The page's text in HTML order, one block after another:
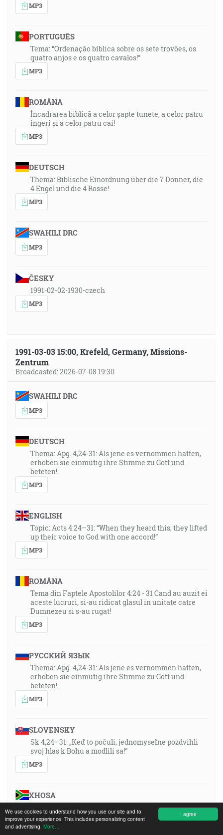
I agree
We use cookies to understand how you use our site and to
improve your experience. This includes personalizing content
and advertising. More...
MP3
PORTUGUÊS
Tema: “Ordenação bíblica sobre os sete trovões, os
quatro anjos e os quatro cavalos!”
MP3
ROMÂNA
Încadrarea biblică a celor șapte tunete, a celor patru
îngeri și a celor patru cai!
MP3
DEUTSCH
Thema: Biblische Einordnung über die 7 Donner, die
4 Engel und die 4 Rosse!
MP3
SWAHILI DRC
MP3
ČESKY
1991-02-02-1930-czech
MP3
1991-03-03 15:00, Krefeld, Germany, Missions-
Zentrum
Broadcasted: 2026-07-08 19:30
SWAHILI DRC
MP3
DEUTSCH
Thema: Apg. 4,24-31: Als jene es vernommen hatten,
erhoben sie einmütig ihre Stimme zu Gott und
beteten!
MP3
ENGLISH
Topic: Acts 4:24–31: “When they heard this, they lifted
up their voice to God with one accord!”
MP3
ROMÂNA
Tema din Faptele Apostolilor 4:24 - 31 Cand au auzit ei
aceste lucruri, si-au ridicat glasul in unitate catre
Dumnezeu si s-au rugat!
MP3
РУССКИЙ ЯЗЫК
Thema: Apg. 4,24-31: Als jene es vernommen hatten,
erhoben sie einmütig ihre Stimme zu Gott und
beteten!
MP3
SLOVENSKY
Sk 4,24–31: „Keď to počuli, jednomyseľne pozdvihli
svoj hlas k Bohu a modlili sa!“
MP3
XHOSA
Umxholo: Izenzo 4:24–31: “Bona ke, bekuvile oko,
baphakamisa izwi kuThixo ngamxhelo mnye!”
MP3